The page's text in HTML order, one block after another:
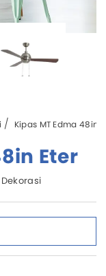
Kipas MT Edma 48in
Eter